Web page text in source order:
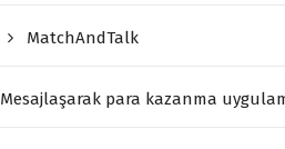
MatchAndTalk
Mesajlaşarak para kazanma